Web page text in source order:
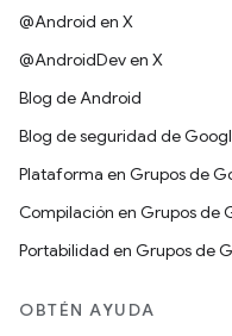
@Android en X
@AndroidDev en X
Blog de Android
Blog de seguridad de
Plataforma en Grupos de
Compilación en Grupos de
Portabilidad en Grupos de
OBTÉN AYUDA